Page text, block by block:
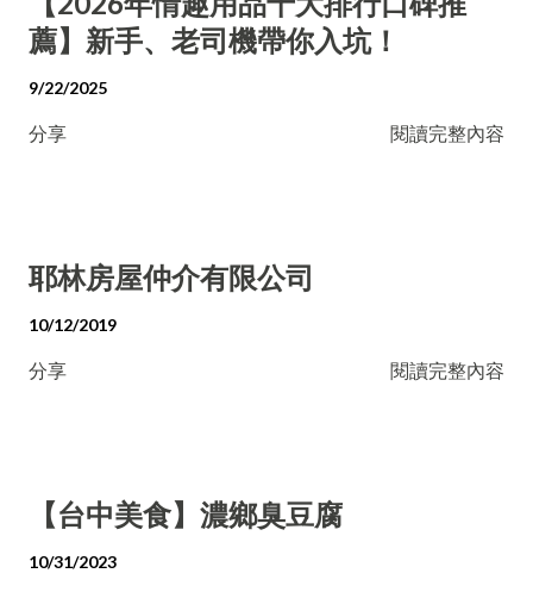
薦】新手、老司機帶你入坑！
9/22/2025
分享 閱讀完整內容
耶林房屋仲介有限公司
10/12/2019
分享 閱讀完整內容
【台中美食】濃鄉臭豆腐
10/31/2023